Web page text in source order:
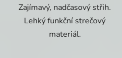
Zajímavý, nadčasový střih.
Lehký funkční strečový
materiál.